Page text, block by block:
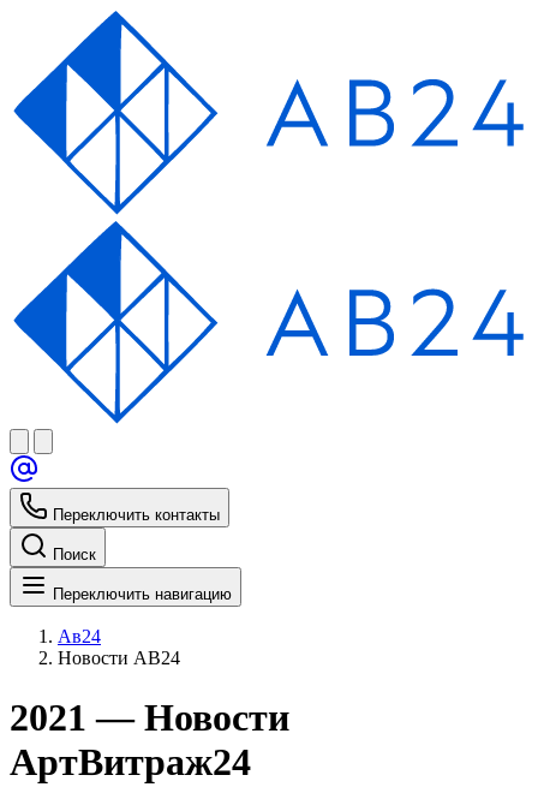
Переключить контакты
Поиск
Переключить навигацию
Ав24
Новости АВ24
2021 — Новости
АртВитраж24